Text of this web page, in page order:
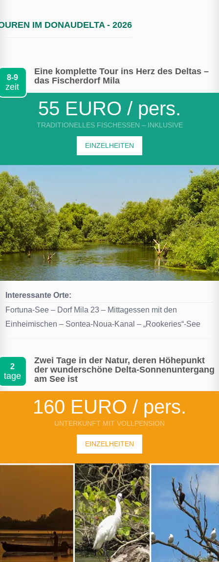
IM DONAUDELTA - 2026
8-9
zeit
Eine komplette Tour ins Herz des Deltas –
das Fischerdorf Mila
55 EURO / pers.
TRADITIONELLES FISCHESSEN – INKLUSIVE
EINZELHEITEN
Interessante Orte:
Fortuna-See – Dorf Mila 23 – Mittagessen mit den
Einheimischen – Sontea-Noua-Kanal – „Rookeries“-See
2
tage
Zwei Tage in der Natur, deren Höhepunkt
der wunderschöne Delta-Sonnenuntergang
am See ist
160 EURO / pers.
UNTERKUNFT MIT VOLLPENSION
EINZELHEITEN